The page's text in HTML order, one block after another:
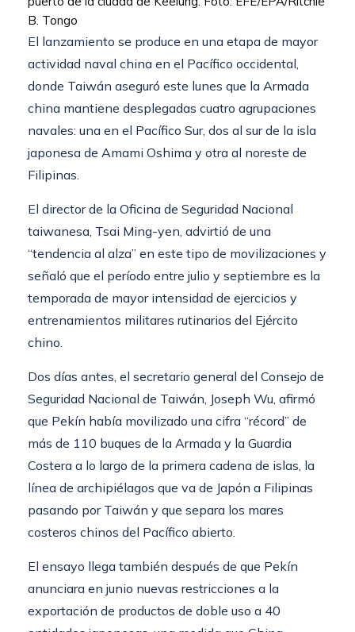
B. Tongo
El lanzamiento se produce en una etapa de mayor
actividad naval china en el Pacífico occidental,
donde Taiwán aseguró este lunes que la Armada
china mantiene desplegadas cuatro agrupaciones
navales: una en el Pacífico Sur, dos al sur de la isla
japonesa de Amami Oshima y otra al noreste de
Filipinas.
El director de la Oficina de Seguridad Nacional
taiwanesa, Tsai Ming-yen, advirtió de una
“tendencia al alza” en este tipo de movilizaciones y
señaló que el período entre julio y septiembre es la
temporada de mayor intensidad de ejercicios y
entrenamientos militares rutinarios del Ejército
chino.
Dos días antes, el secretario general del Consejo de
Seguridad Nacional de Taiwán, Joseph Wu, afirmó
que Pekín había movilizado una cifra “récord” de
más de 110 buques de la Armada y la Guardia
Costera a lo largo de la primera cadena de islas, la
línea de archipiélagos que va de Japón a Filipinas
pasando por Taiwán y que separa los mares
costeros chinos del Pacífico abierto.
El ensayo llega también después de que Pekín
anunciara en junio nuevas restricciones a la
exportación de productos de doble uso a 40